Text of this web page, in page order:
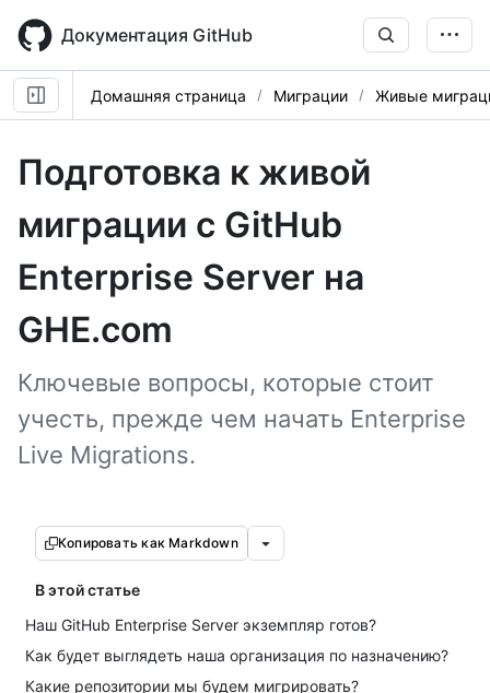
main
content
Документация GitHub
Домашняя страница Миграции Живые
Подготовка к живой
миграции с GitHub
Enterprise Server на
GHE.com
Ключевые вопросы, которые стоит
учесть, прежде чем начать Enterprise
Live Migrations.
Копировать как Markdown
В этой статье
Наш GitHub Enterprise Server экземпляр готов?
Как будет выглядеть наша организация по назначению?
Какие репозитории мы будем мигрировать?